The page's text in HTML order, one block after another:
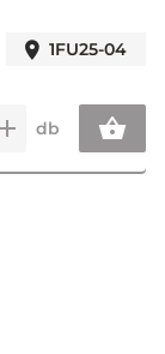
1FU25-04
db